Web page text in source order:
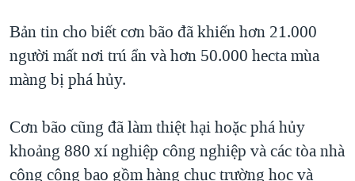
Bản tin cho biết cơn bão đã khiến hơn 21.000
người mất nơi trú ẩn và hơn 50.000 hecta mùa
màng bị phá hủy.
Cơn bão cũng đã làm thiệt hại hoặc phá hủy
khoảng 880 xí nghiệp công nghiệp và các tòa nhà
công cộng bao gồm hàng chục trường học và